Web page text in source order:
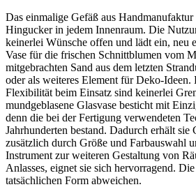
Das einmalige Gefäß aus
Hingucker in jedem Innenraum. Die
keinerlei Wünsche offen und lädt ein, neu
Vase für die frischen Schnittblumen vom
mitgebrachten Sand aus dem letzten
oder als weiteres Element für Deko-Ideen.
Flexibilität beim Einsatz sind keinerlei
mundgeblasene Glasvase besticht mit
denn die bei der Fertigung verwendeten
Jahrhunderten bestand. Dadurch erhält sie
zusätzlich durch Größe und Farbauswahl
Instrument zur weiteren Gestaltung von
Anlasses, eignet sie sich hervorragend.
tatsächlichen Form abweichen.